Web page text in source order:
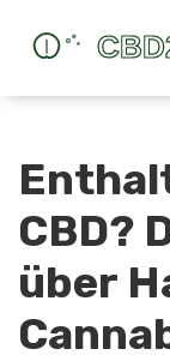
CBD?
über